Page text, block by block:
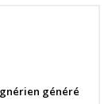
généré